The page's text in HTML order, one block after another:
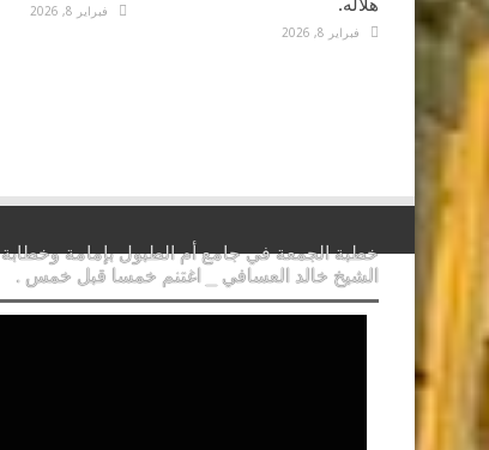
هلاله.
فبراير 8, 2026
فبراير 8, 2026
خطبة الجمعة في جامع أم الطبول بإمامة وخطابة
الشيخ خالد العسافي _ اغتنم خمسا قبل خمس .